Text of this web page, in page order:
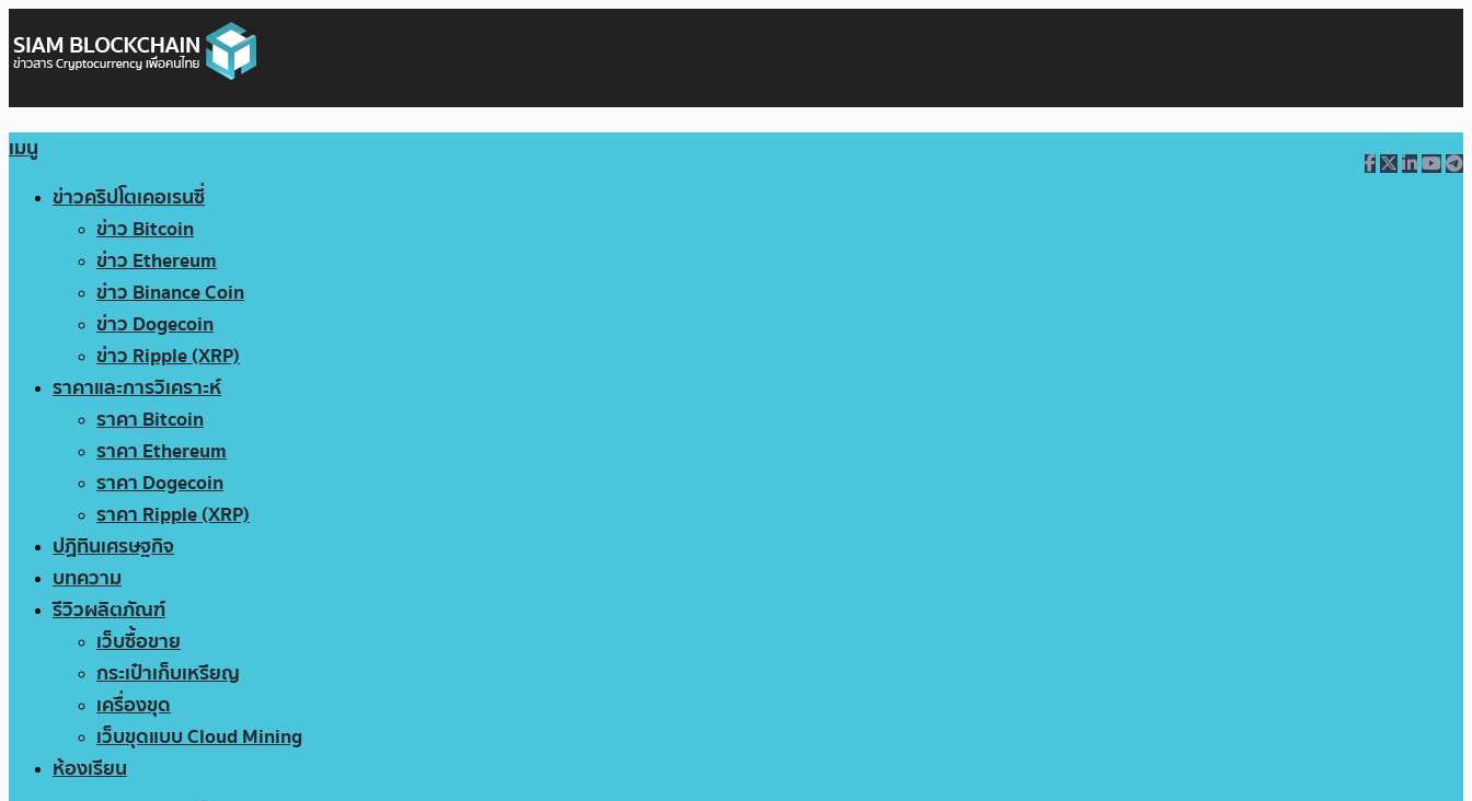
เมนู
ข่าวคริปโตเคอเรนซี่
ข่าว Bitcoin
ข่าว Ethereum
ข่าว Binance Coin
ข่าว Dogecoin
ข่าว Ripple (XRP)
ราคาและการวิเคราะห์
ราคา Bitcoin
ราคา Ethereum
ราคา Dogecoin
ราคา Ripple (XRP)
ปฏิทินเศรษฐกิจ
บทความ
รีวิวผลิตภัณฑ์
เว็บซื้อขาย
กระเป๋าเก็บเหรียญ
เครื่องขุด
เว็บขุดแบบ Cloud Mining
ห้องเรียน